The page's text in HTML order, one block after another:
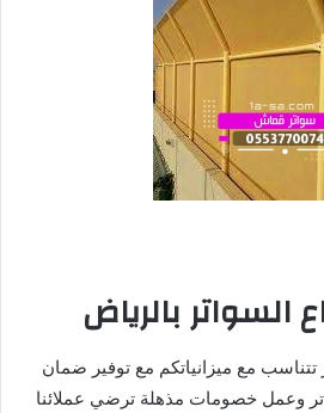
السواتر بالرياض
مع ميزانياتكم مع توفير ضمان
وعمل خصومات مذهلة ترضي عملائنا